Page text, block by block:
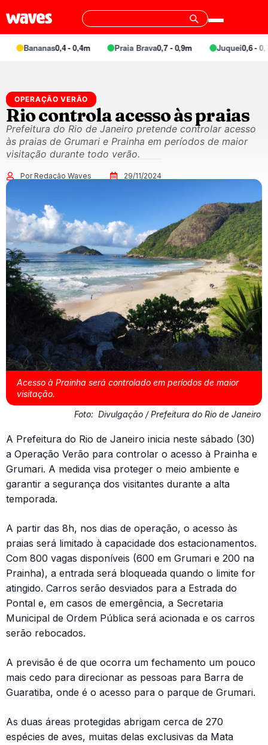
Bananas0,4 - 0,4m Praia Brava0,7 - 0,9m Juquei0,6 -
OPERAÇÃO VERÃO
Rio controla acesso às praias
Prefeitura do Rio de Janeiro pretende controlar acesso
às praias de Grumari e Prainha em períodos de maior
visitação durante todo verão.
Por Redação Waves 29/11/2024
Acesso à Prainha será controlado em períodos de maior
visitação.
Foto: Divulgação / Prefeitura do Rio de Janeiro
A Prefeitura do Rio de Janeiro inicia neste sábado (30)
a Operação Verão para controlar o acesso à Prainha e
Grumari. A medida visa proteger o meio ambiente e
garantir a segurança dos visitantes durante a alta
temporada.
A partir das 8h, nos dias de operação, o acesso às
praias será limitado à capacidade dos estacionamentos.
Com 800 vagas disponíveis (600 em Grumari e 200 na
Prainha), a entrada será bloqueada quando o limite for
atingido. Carros serão desviados para a Estrada do
Pontal e, em casos de emergência, a Secretaria
Municipal de Ordem Pública será acionada e os carros
serão rebocados.
A previsão é de que ocorra um fechamento um pouco
mais cedo para direcionar as pessoas para Barra de
Guaratiba, onde é o acesso para o parque de Grumari.
As duas áreas protegidas abrigam cerca de 270
espécies de aves, muitas delas exclusivas da Mata